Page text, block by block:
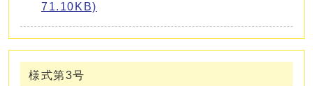
71.10KB)
様式第3号